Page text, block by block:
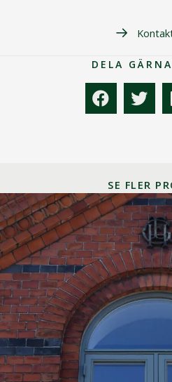
DELA
SE FLER